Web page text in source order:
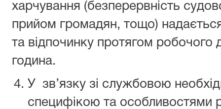
харчування (безперервність
прийом громадян, тощо)
та відпочинку протягом робочого
година.
У зв’язку зі службовою
специфікою та особливостями